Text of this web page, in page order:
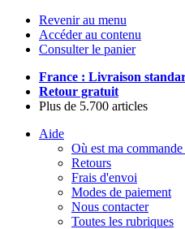
Revenir au menu
Accéder au contenu
Consulter le panier
France : Livraison
Retour gratuit
Plus de 5.700 articles
Aide
Où est ma commande
Retours
Frais d'envoi
Modes de paiement
Nous contacter
Toutes les rubriques